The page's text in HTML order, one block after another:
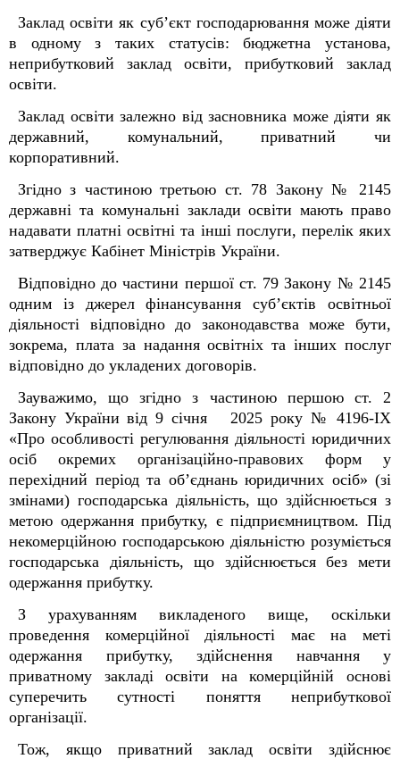
Заклад освіти як суб’єкт господарювання може діяти
в одному з таких статусів: бюджетна установа,
неприбутковий заклад освіти, прибутковий заклад
освіти.
Заклад освіти залежно від засновника може діяти як
державний, комунальний, приватний чи
корпоративний.
Згідно з частиною третьою ст. 78 Закону № 2145
державні та комунальні заклади освіти мають право
надавати платні освітні та інші послуги, перелік яких
затверджує Кабінет Міністрів України.
Відповідно до частини першої ст. 79 Закону № 2145
одним із джерел фінансування суб’єктів освітньої
діяльності відповідно до законодавства може бути,
зокрема, плата за надання освітніх та інших послуг
відповідно до укладених договорів.
Зауважимо, що згідно з частиною першою ст. 2
Закону України від 9 січня 2025 року № 4196-IX
«Про особливості регулювання діяльності юридичних
осіб окремих організаційно-правових форм у
перехідний період та об’єднань юридичних осіб» (зі
змінами) господарська діяльність, що здійснюється з
метою одержання прибутку, є підприємництвом. Під
некомерційною господарською діяльністю розуміється
господарська діяльність, що здійснюється без мети
одержання прибутку.
З урахуванням викладеного вище, оскільки
проведення комерційної діяльності має на меті
одержання прибутку, здійснення навчання у
приватному закладі освіти на комерційній основі
суперечить сутності поняття неприбуткової
організації.
Тож, якщо приватний заклад освіти здійснює